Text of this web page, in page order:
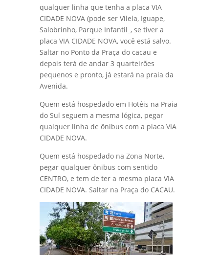
serviço de transporte público, basta pegar
qualquer linha que tenha a placa VIA
CIDADE NOVA (pode ser Vilela, Iguape,
Salobrinho, Parque Infantil_, se tiver a
placa VIA CIDADE NOVA, você está salvo.
Saltar no Ponto da Praça do cacau e
depois terá de andar 3 quarteirões
pequenos e pronto, já estará na praia da
Quem está hospedado em Hotéis na Praia
do Sul seguem a mesma lógica, pegar
qualquer linha de ônibus com a placa VIA
Quem está hospedado na Zona Norte,
pegar qualquer ônibus com sentido
CENTRO, e tem de ter a mesma placa VIA
CIDADE NOVA. Saltar na Praça do CACAU.